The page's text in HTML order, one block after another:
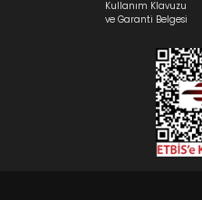
Kullanım Klavuzu
ve Garanti Belgesi